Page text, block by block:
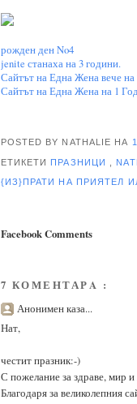
рожден ден No4
jenite станаха на 3 години.
Сайтът на Една Жена вече на
Сайтът на Една Жена на 1
POSTED BY NATHALIE НА
ЕТИКЕТИ ПРАЗНИЦИ
{ИЗ}ПРАТИ НА ПРИЯТЕЛ
Facebook Comments
7 КОМЕНТАРA :
Анонимен каза...
Нат,
честит празник:-)
С пожелание за здраве, мир
Благодаря за великолепния